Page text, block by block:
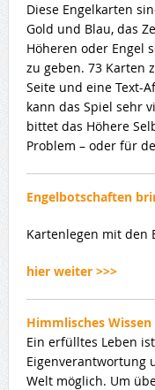
Diese Engelkarten
Gold und Blau, das
Höheren oder Engel
zu geben. 73 Karten
Seite und eine Text-
kann das Spiel sehr
bittet das Höhere
Problem – oder für
Engelbotschaften
Kartenlegen mit den
hier weiter >>>
Himmlisches Wissen
Ein erfülltes Leben
Eigenverantwortung
Welt möglich. Um